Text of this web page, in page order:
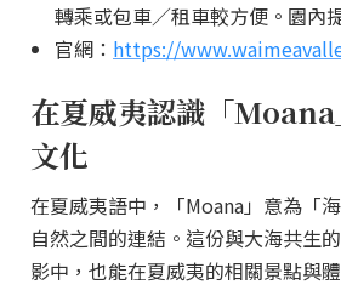
轉乘或包車／租車較方便。園內
官網： https://
在夏威夷認識「
文化
在夏威夷語中，「Moana」意為「
自然之間的連結。這份與大海共生
影中，也能在夏威夷的相關景點與